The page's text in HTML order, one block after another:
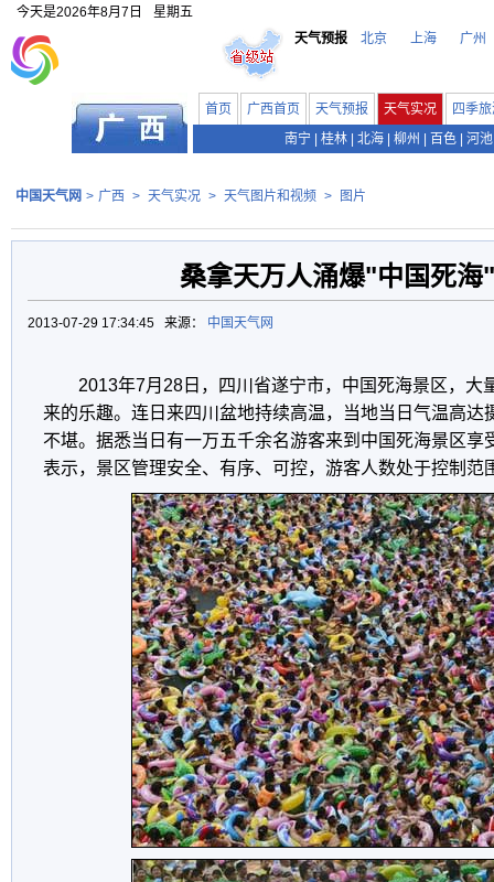
今天是2026年8月7日
星期五
天气预报
北京 上海 广州
首页 广西首页 天气预报 天气实况
四季
南宁
桂林 北海 柳州 百色 河池
中国天气网 > 广西 > 天气实况 > 天气图片和视频 > 图片
桑拿天万人涌爆"中国死海
2013-07-29 17:34:45 来源： 中国天气网
2013年7月28日，四川省遂宁市，中国死海景区，大
来的乐趣。连日来四川盆地持续高温，当地当日气温高达
不堪。据悉当日有一万五千余名游客来到中国死海景区享
表示，景区管理安全、有序、可控，游客人数处于控制范